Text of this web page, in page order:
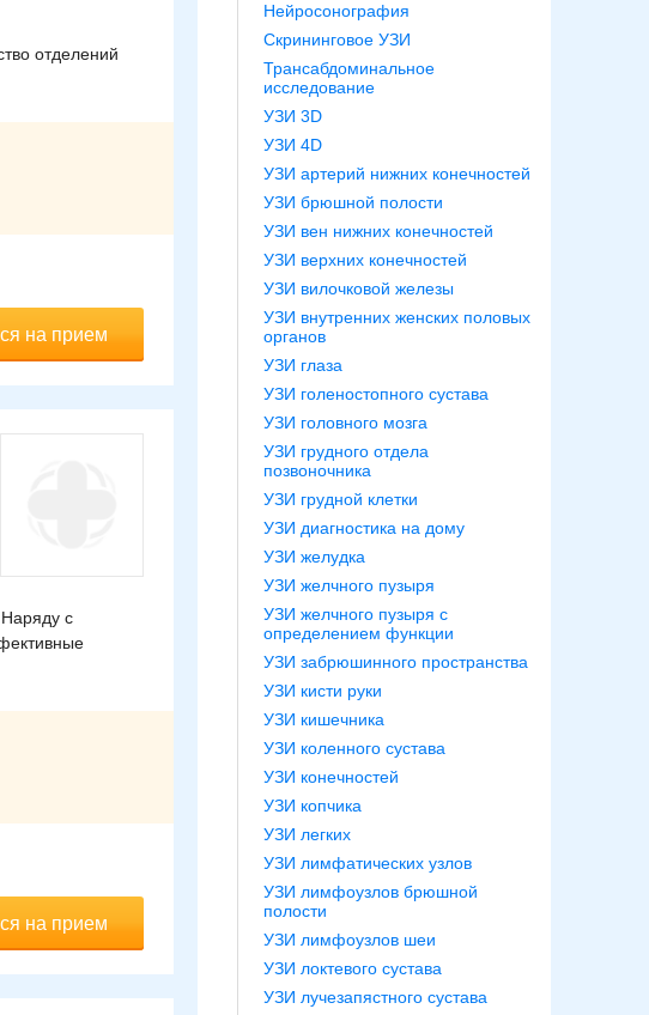
отделений
на прием
с
на прием
Нейросонография
Скрининговое УЗИ
Трансабдоминальное
исследование
УЗИ 3D
УЗИ 4D
УЗИ артерий нижних конечностей
УЗИ брюшной полости
УЗИ вен нижних конечностей
УЗИ верхних конечностей
УЗИ вилочковой железы
УЗИ внутренних женских половых
органов
УЗИ глаза
УЗИ голеностопного сустава
УЗИ головного мозга
УЗИ грудного отдела
позвоночника
УЗИ грудной клетки
УЗИ диагностика на дому
УЗИ желудка
УЗИ желчного пузыря
УЗИ желчного пузыря с
определением функции
УЗИ забрюшинного пространства
УЗИ кисти руки
УЗИ кишечника
УЗИ коленного сустава
УЗИ конечностей
УЗИ копчика
УЗИ легких
УЗИ лимфатических узлов
УЗИ лимфоузлов брюшной
полости
УЗИ лимфоузлов шеи
УЗИ локтевого сустава
УЗИ лучезапястного сустава